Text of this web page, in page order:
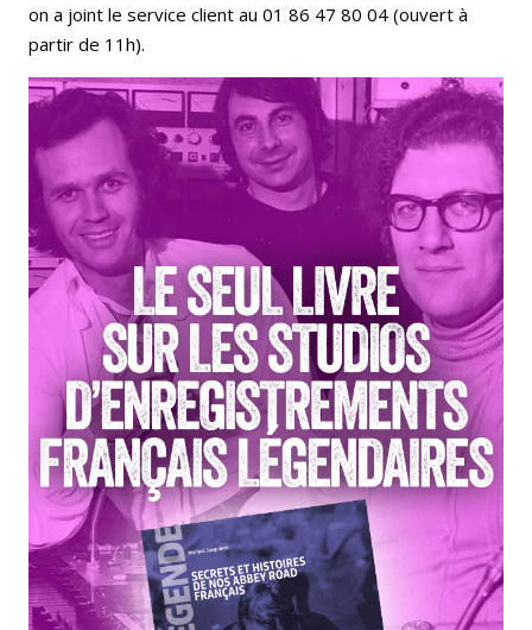
on a joint le service client au 01 86 47 80 04 (ouvert à
partir de 11h).